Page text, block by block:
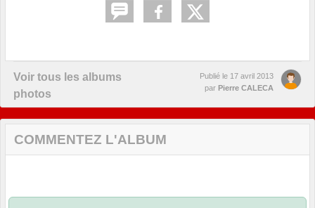
Voir tous les albums
photos
Publié le 17 avril 2013
par Pierre CALECA
COMMENTEZ L'ALBUM